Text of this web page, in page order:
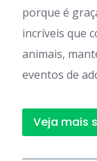
porque é
incríveis que
animais,
eventos de
Veja mais